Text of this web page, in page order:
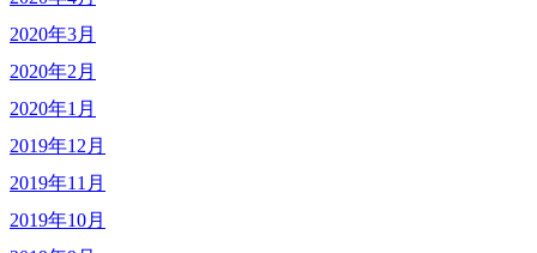
2020年3月
2020年2月
2020年1月
2019年12月
2019年11月
2019年10月